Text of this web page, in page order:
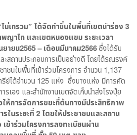
ม่เทรวม” ได้จัดทำขึ้นในพื้นที่เขตนำร่อง 3
ญาไท และเขตหนองแขม ระยะเวลา
ยายน2565 – เดือนมีนาคม2566ซึ่งได้รับ
ะสถานประกอบการเป็นอย่างดี โดยได้รณรงค์
าชนในพื้นที่เข้าร่วมโครงการ จำนวน 1,137
ย์ได้จำนวน 125 แห่ง ซึ่งบางแห่ง มีการคัด
รเอง และสำนักงานเขตจัดเก็บนำส่งโรงปุ๋ย
ให้การจัดการขยะที่ต้นทางมีประสิทธิภาพ
ในระยะที่ 2 โดยให้ประชาชนและสถาน
ข้าร่วมโครงการลงทะเบียนผ่าน